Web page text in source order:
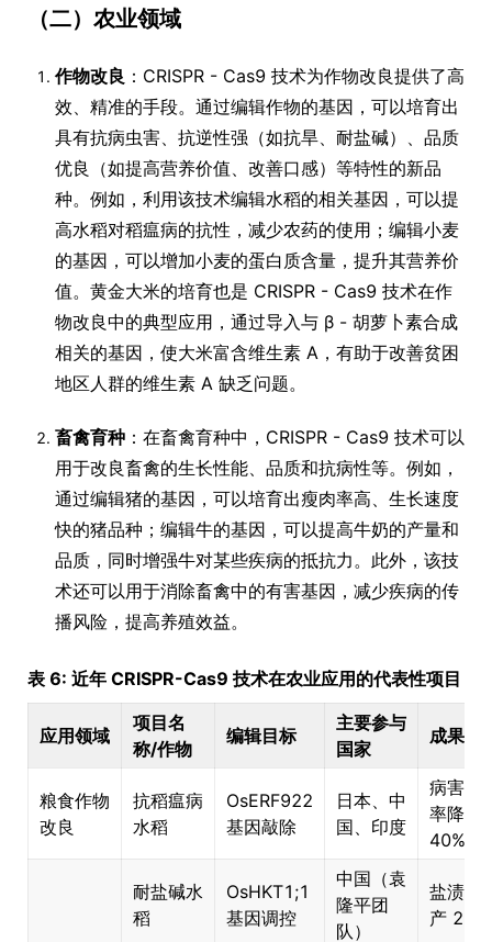
（二）农业领域
作物改良 ：CRISPR - Cas9 技术为作物改良提供了高
效、精准的手段。通过编辑作物的基因，可以培育出
具有抗病虫害、抗逆性强（如抗旱、耐盐碱）、品质
优良（如提高营养价值、改善口感）等特性的新品
种。例如，利用该技术编辑水稻的相关基因，可以提
高水稻对稻瘟病的抗性，减少农药的使用；编辑小麦
的基因，可以增加小麦的蛋白质含量，提升其营养价
值。黄金大米的培育也是 CRISPR - Cas9 技术在作
物改良中的典型应用，通过导入与 β - 胡萝卜素合成
相关的基因，使大米富含维生素 A，有助于改善贫困
地区人群的维生素 A 缺乏问题。
畜禽育种 ：在畜禽育种中，CRISPR - Cas9 技术可以
用于改良畜禽的生长性能、品质和抗病性等。例如，
通过编辑猪的基因，可以培育出瘦肉率高、生长速度
快的猪品种；编辑牛的基因，可以提高牛奶的产量和
品质，同时增强牛对某些疾病的抵抗力。此外，该技
术还可以用于消除畜禽中的有害基因，减少疾病的传
播风险，提高养殖效益。
表 6: 近年 CRISPR-Cas9 技术在农业应用的代表性项目
应用领域
项目名
称/作物
编辑目标
主要参与
国家
成果亮
粮食作物
改良
抗稻瘟病
水稻
OsERF922
基因敲除
日本、中
国、印度
病害发
率降低
40%
耐盐碱水
稻
OsHKT1;1
基因调控
中国（袁
隆平团
队）
盐渍地
产 25%